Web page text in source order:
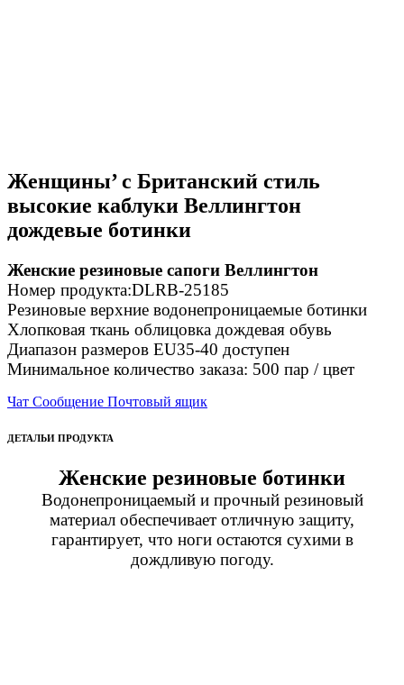
Женщины’ с Британский стиль
высокие каблуки Веллингтон
дождевые ботинки
Женские резиновые сапоги Веллингтон
Номер продукта:DLRB-25185
Резиновые верхние водонепроницаемые ботинки
Хлопковая ткань облицовка дождевая обувь
Диапазон размеров EU35-40 доступен
Минимальное количество заказа: 500 пар / цвет
Чат Сообщение Почтовый ящик
ДЕТАЛЬИ ПРОДУКТА
Женские резиновые ботинки
Водонепроницаемый и прочный резиновый
материал обеспечивает отличную защиту,
гарантирует, что ноги остаются сухими в
дождливую погоду.